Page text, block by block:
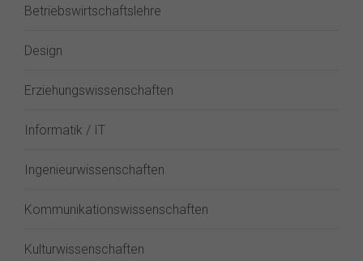
Betriebswirtschaftslehre
Design
Erziehungswissenschaften
Informatik / IT
Ingenieurwissenschaften
Kommunikationswissenschaften
Kulturwissenschaften